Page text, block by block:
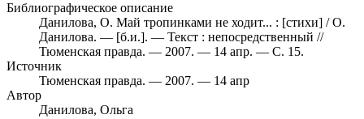
Библиографическое описание
Данилова, О. Май тропинками не ходит... : [стихи] / О.
Данилова. — [б.и.]. — Текст : непосредственный //
Тюменская правда. — 2007. — 14 апр. — С. 15.
Источник
Тюменская правда. — 2007. — 14 апр
Автор
Данилова, Ольга